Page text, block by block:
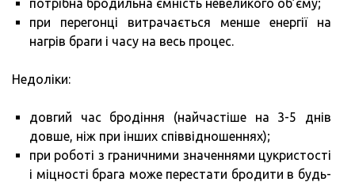
потрібна бродильна ємність невеликого об’єму;
при перегонці витрачається менше енергії на
нагрів браги і часу на весь процес.
Недоліки:
довгий час бродіння (найчастіше на 3-5 днів
довше, ніж при інших співвідношеннях);
при роботі з граничними значеннями цукристості
і міцності брага може перестати бродити в будь-